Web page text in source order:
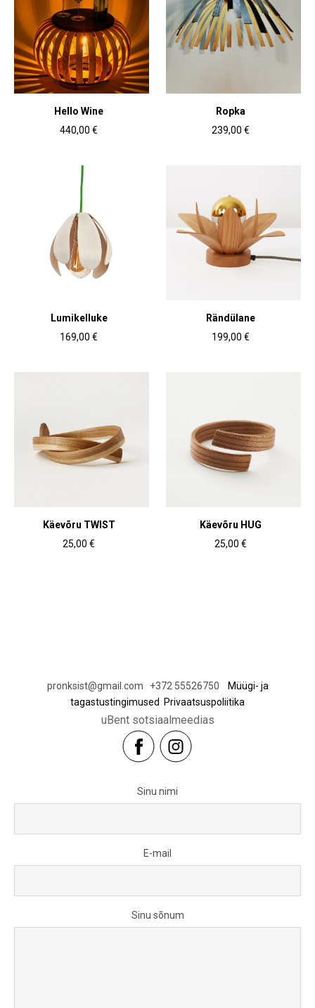
Hello Wine
440,00 €
Ropka
239,00 €
Lumikelluke
169,00 €
Rändülane
199,00 €
Käevõru TWIST
25,00 €
Käevõru HUG
25,00 €
pronksist@gmail.com +372 55526750
Müügi- ja
tagastustingimused
Privaatsuspoliitika
uBent sotsiaalmeedias
Sinu nimi
E-mail
Sinu sõnum